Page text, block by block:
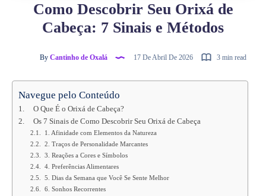
Como Descobrir Seu Orixá de
Cabeça: 7 Sinais e Métodos
ByCantinho de Oxalá 17 De Abril De 2026 3 min read
Navegue pelo Conteúdo
O Que É o Orixá de Cabeça?
Os 7 Sinais de Como Descobrir Seu Orixá de Cabeça
1. Afinidade com Elementos da Natureza
2. Traços de Personalidade Marcantes
3. Reações a Cores e Símbolos
4. Preferências Alimentares
5. Dias da Semana que Você Se Sente Melhor
6. Sonhos Recorrentes